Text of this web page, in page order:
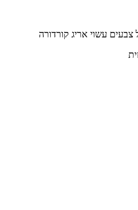
עשוי אריג קורדורה